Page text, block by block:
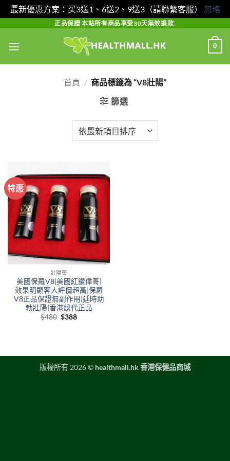
最新優惠方案：买3送1、6送2、9送3（請聯繫客服） 忽略
content
正品保證 本站所有商品享受30天無效退款.
0
首頁 / 商品標籤為 “V8壯陽”
篩選
特惠
壯陽藥
美國保羅V8|美國紅鑽偉哥|
效果明顯客人評價超高|保羅
V8正品保證無副作用|延時助
勃壯陽|香港總代正品
$480 Original
$388Current
版權所有 2026 © healthmall.hk 香港保健品商城